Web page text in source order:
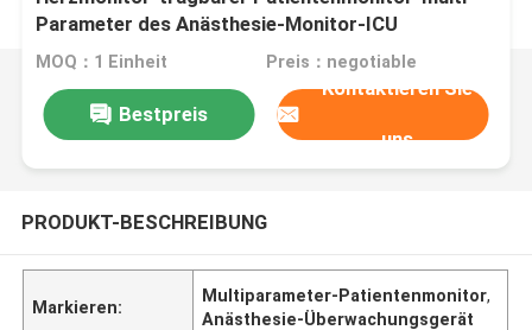
Parameter des Anästhesie-Monitor-ICU
MOQ：1 Einheit Preis：negotiable
Bestpreis
Kontaktieren Sie
uns
PRODUKT-BESCHREIBUNG
Markieren:
Multiparameter-Patientenmonitor,
Anästhesie-Überwachungsgerät